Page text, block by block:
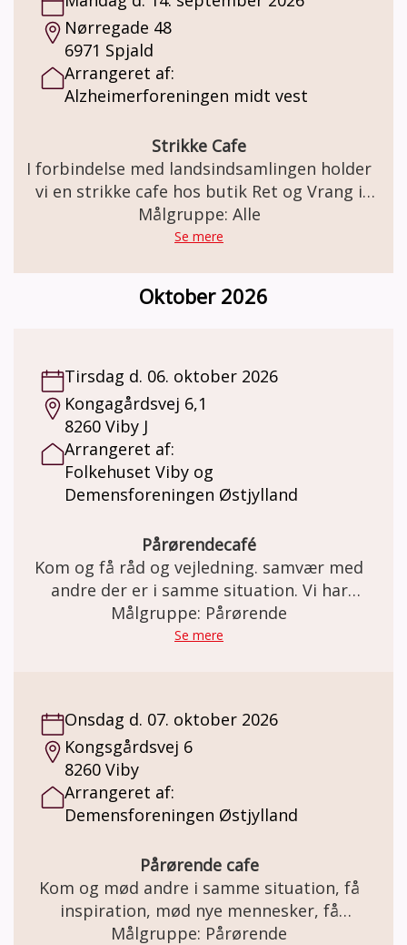
Nørregade 48
6971 Spjald
Arrangeret af:
Alzheimerforeningen midt vest
Strikke Cafe
I forbindelse med landsindsamlingen holder
vi en strikke cafe hos butik Ret og Vrang i
, kage og snak. Der vil også være mulighed
Målgruppe: Alle
Se mere
Oktober 2026
Tirsdag d. 06. oktober 2026
Kongagårdsvej 6,1
8260 Viby J
Arrangeret af:
Folkehuset Viby og
Demensforeningen Østjylland
Pårørendecafé
Kom og få råd og vejledning. samvær med
andre der er i samme situation. Vi har
kaffe/te med en bolle til.
Målgruppe: Pårørende
Se mere
Onsdag d. 07. oktober 2026
Kongsgårdsvej 6
8260 Viby
Arrangeret af:
Demensforeningen Østjylland
Pårørende cafe
Kom og mød andre i samme situation, få
inspiration, mød nye mennesker, få
rådgivning.
Målgruppe: Pårørende